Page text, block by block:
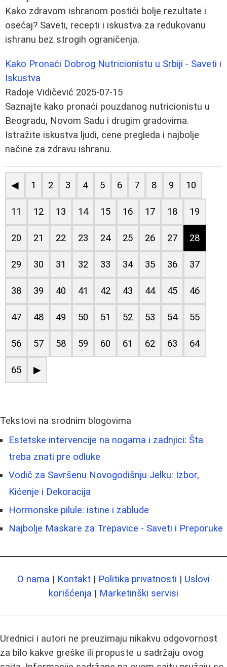
Kako zdravom ishranom postići bolje rezultate i
osećaj? Saveti, recepti i iskustva za redukovanu
ishranu bez strogih ograničenja.
Kako Pronaći Dobrog Nutricionistu u Srbiji - Saveti i
Iskustva
Radoje Vidičević 2025-07-15
Saznajte kako pronaći pouzdanog nutricionistu u
Beogradu, Novom Sadu i drugim gradovima.
Istražite iskustva ljudi, cene pregleda i najbolje
načine za zdravu ishranu.
◀ 1 2 3 4 5 6 7 8 9 10
11 12 13 14 15 16 17 18 19
20 21 22 23 24 25 26 27 28
29 30 31 32 33 34 35 36 37
38 39 40 41 42 43 44 45 46
47 48 49 50 51 52 53 54 55
56 57 58 59 60 61 62 63 64
65 ▶
Tekstovi na srodnim blogovima
Estetske intervencije na nogama i zadnjici: Šta
treba znati pre odluke
Vodič za Savršenu Novogodišnju Jelku: Izbor,
Kićenje i Dekoracija
Hormonske pilule: istine i zablude
Najbolje Maskare za Trepavice - Saveti i Preporuke
O nama | Kontakt | Politika privatnosti | Uslovi
korišćenja | Marketinški servisi
Urednici i autori ne preuzimaju nikakvu odgovornost
za bilo kakve greške ili propuste u sadržaju ovog